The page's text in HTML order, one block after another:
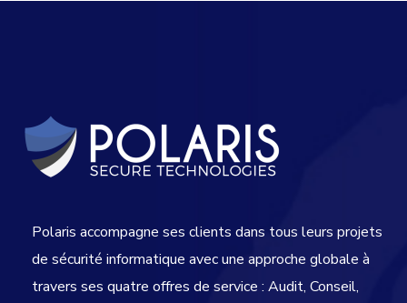
Polaris accompagne ses clients dans tous leurs projets
de sécurité informatique avec une approche globale à
travers ses quatre offres de service : Audit, Conseil,